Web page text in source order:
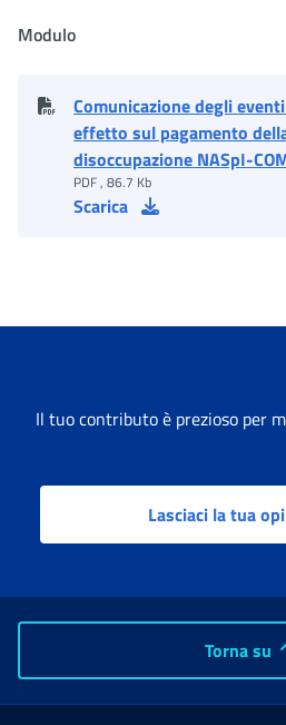
Modulo
Comunicazione degli
effetto sul pagamento
disoccupazione NASpI-
PDF , 86.7 Kb
Scarica
Il tuo contributo è prezioso per
Lasciaci la tua
Torna su